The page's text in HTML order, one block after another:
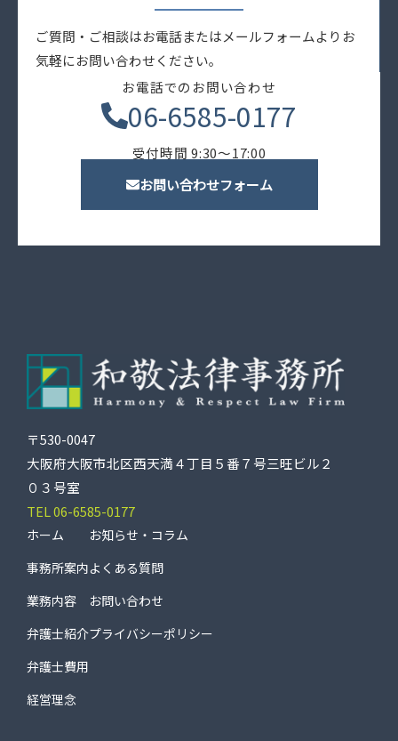
ご質問・ご相談はお電話またはメールフォームよりお
気軽にお問い合わせください。
お電話でのお問い合わせ
06-6585-0177
受付時間 9:30〜17:00
お問い合わせフォーム
〒530-0047
大阪府大阪市北区西天満４丁目５番７号三旺ビル２
０３号室
TEL 06-6585-0177
ホーム
事務所案内
業務内容
弁護士紹介
弁護士費用
経営理念
お知らせ・コラム
よくある質問
お問い合わせ
プライバシーポリシー